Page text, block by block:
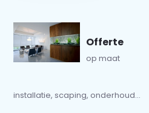
Offerte
op maat
installatie, scaping, onderhoud...